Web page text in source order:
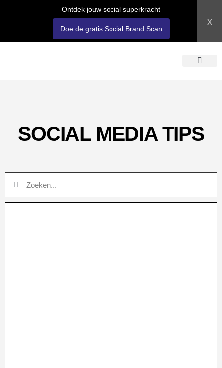
Ontdek jouw social superkracht
Doe de gratis Social Brand Scan
x
SOCIAL MEDIA TIPS